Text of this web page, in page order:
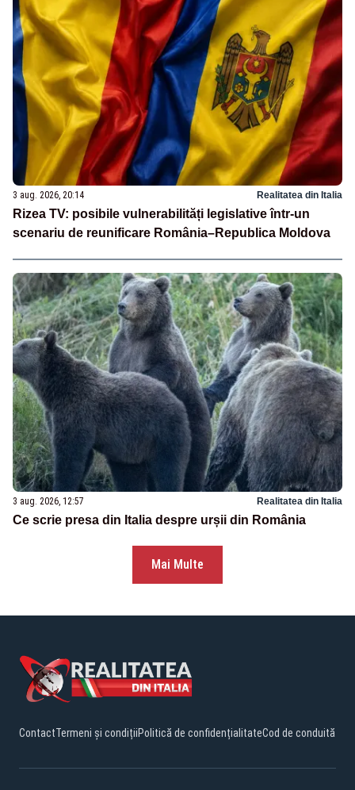
3 aug. 2026, 20:14 Realitatea din Italia
Rizea TV: posibile vulnerabilități legislative într-un
scenariu de reunificare România–Republica Moldova
3 aug. 2026, 12:57 Realitatea din Italia
Ce scrie presa din Italia despre urșii din România
Mai Multe
ContactTermeni și condițiiPolitică de confidențialitateCod de conduită